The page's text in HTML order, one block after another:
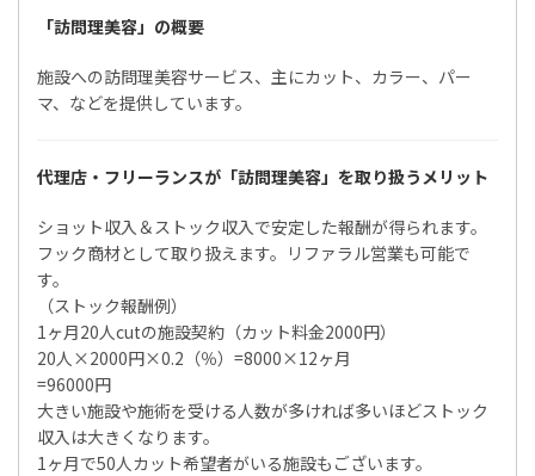
「訪問理美容」の概要
施設への訪問理美容サービス、主にカット、カラー、パー
マ、などを提供しています。
代理店・フリーランスが「訪問理美容」を取り扱うメリット
ショット収入＆ストック収入で安定した報酬が得られます。
フック商材として取り扱えます。リファラル営業も可能で
す。
（ストック報酬例）
1ヶ月20人cutの施設契約（カット料金2000円）
20人×2000円×0.2（％）=8000×12ヶ月
=96000円
大きい施設や施術を受ける人数が多ければ多いほどストック
収入は大きくなります。
1ヶ月で50人カット希望者がいる施設もございます。